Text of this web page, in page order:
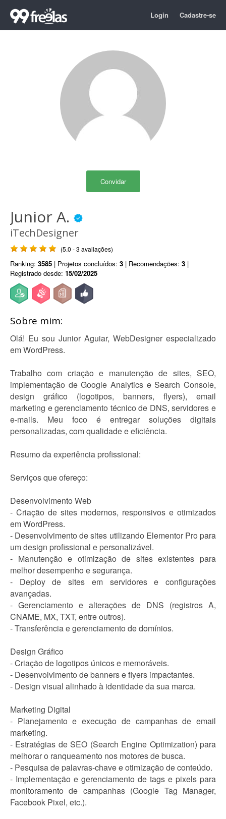
Login Cadastre-se
Convidar
Junior A.
iTechDesigner
(5.0 - 3 avaliações)
Ranking: 3585 | Projetos concluídos: 3 | Recomendações: 3 |
Registrado desde: 15/02/2025
Sobre mim:
Olá! Eu sou Junior Aguiar, WebDesigner especializado
em WordPress.
Trabalho com criação e manutenção de sites, SEO,
implementação de Google Analytics e Search Console,
design gráfico (logotipos, banners, flyers), email
marketing e gerenciamento técnico de DNS, servidores e
e-mails. Meu foco é entregar soluções digitais
personalizadas, com qualidade e eficiência.
Resumo da experiência profissional:
Serviços que ofereço:
Desenvolvimento Web
- Criação de sites modernos, responsivos e otimizados
em WordPress.
- Desenvolvimento de sites utilizando Elementor Pro para
um design profissional e personalizável.
- Manutenção e otimização de sites existentes para
melhor desempenho e segurança.
- Deploy de sites em servidores e configurações
avançadas.
- Gerenciamento e alterações de DNS (registros A,
CNAME, MX, TXT, entre outros).
- Transferência e gerenciamento de domínios.
Design Gráfico
- Criação de logotipos únicos e memoráveis.
- Desenvolvimento de banners e flyers impactantes.
- Design visual alinhado à identidade da sua marca.
Marketing Digital
- Planejamento e execução de campanhas de email
marketing.
- Estratégias de SEO (Search Engine Optimization) para
melhorar o ranqueamento nos motores de busca.
- Pesquisa de palavras-chave e otimização de conteúdo.
- Implementação e gerenciamento de tags e pixels para
monitoramento de campanhas (Google Tag Manager,
Facebook Pixel, etc.).